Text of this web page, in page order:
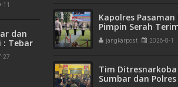
11
dan
: Tebar
Untuk
27
Kapolres
Pimpin Serah
Jabatan PJU Polres
Kapolsek Sungai
jangkarpost 2026-8-1
Tim Ditresnarkoba
Sumbar dan